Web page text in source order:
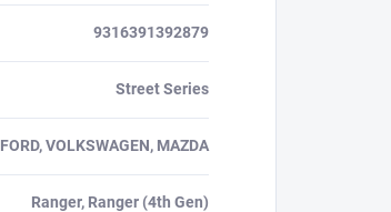
9316391392879
Street Series
FORD, VOLKSWAGEN, MAZDA
Ranger, Ranger (4th Gen)